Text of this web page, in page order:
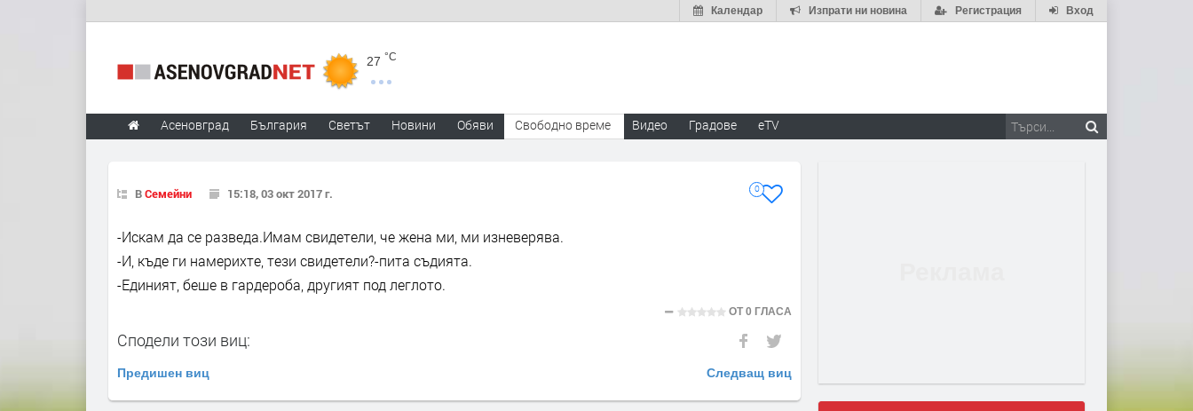
Вход
Регистрация
Изпрати ни новина
Календар
27 °C
Асеновград България Светът Новини Обяви Свободно време Видео Градове eTV
ВСемейни 15:18, 03 окт 2017 г. 0
-Искам да се разведа.Имам свидетели, че жена ми, ми изневерява.
-И, къде ги намерихте, тези свидетели?-пита съдията.
-Единият, беше в гардероба, другият под леглото.
ОТ0 ГЛАСА
Сподели този виц:
Предишен виц Следващ виц